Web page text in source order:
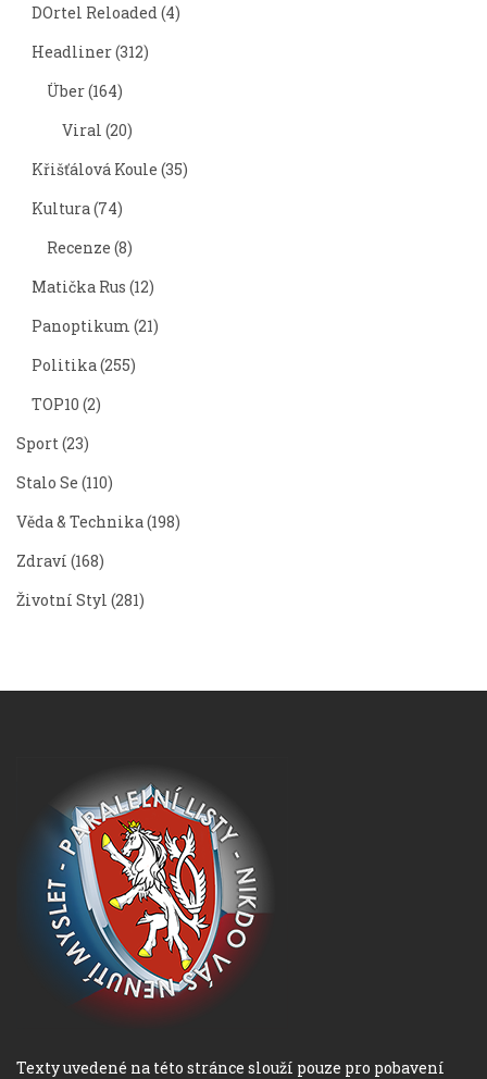
DOrtel Reloaded (4)
Headliner(312)
Über(164)
Viral (20)
Křišťálová Koule (35)
Kultura (74)
Recenze (8)
Matička Rus (12)
Panoptikum (21)
Politika (255)
TOP10 (2)
Sport (23)
Stalo Se (110)
Věda & Technika (198)
Zdraví (168)
Životní Styl (281)
Texty uvedené na této stránce slouží pouze pro pobavení